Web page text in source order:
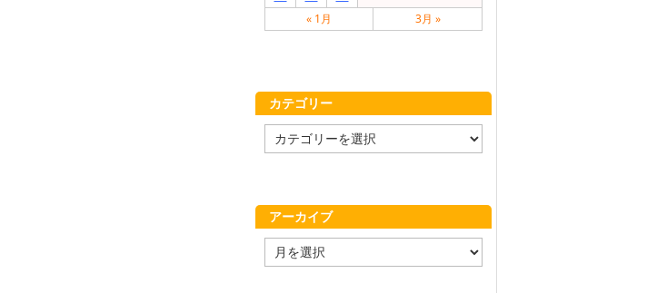
« 1月
3月 »
カテゴリー
テ
ー
アーカイブ
ー